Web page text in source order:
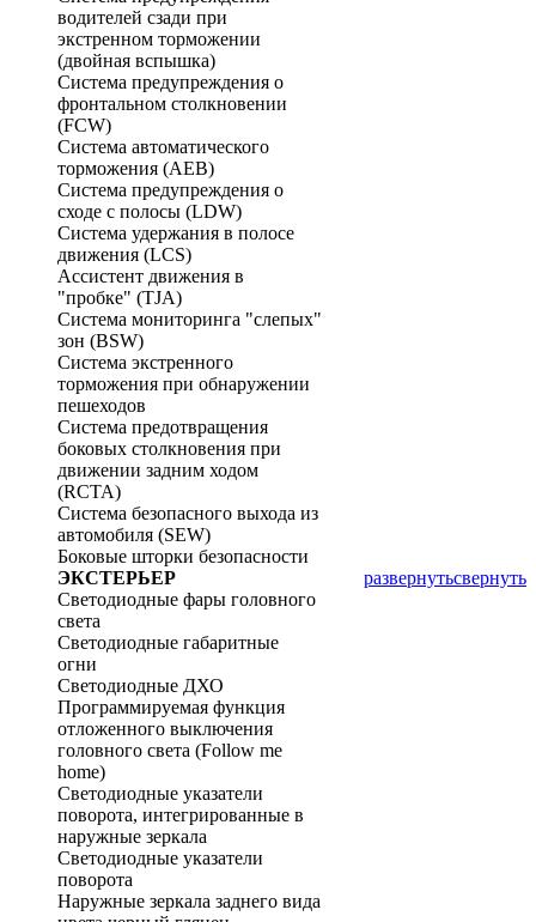
водителей сзади при
экстренном торможении
(двойная вспышка)
Система предупреждения о
фронтальном столкновении
(FCW)
Система автоматического
торможения (AEB)
Система предупреждения о
сходе с полосы (LDW)
Система удержания в полосе
движения (LCS)
Ассистент движения в
"пробке" (TJA)
Система мониторинга "слепых"
зон (BSW)
Система экстренного
торможения при обнаружении
пешеходов
Система предотвращения
боковых столкновения при
движении задним ходом
(RCTA)
Система безопасного выхода из
автомобиля (SEW)
Боковые шторки безопасности
ЭКСТЕРЬЕР
развернутьсвернуть
Светодиодные фары головного
света
Светодиодные габаритные
огни
Светодиодные ДХО
Программируемая функция
отложенного выключения
головного света (Follow me
home)
Светодиодные указатели
поворота, интегрированные в
наружные зеркала
Светодиодные указатели
поворота
Наружные зеркала заднего вида